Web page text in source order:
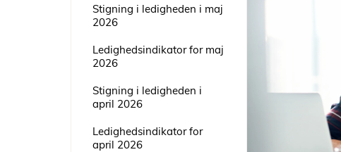
Stigning i ledigheden i maj
2026
Ledighedsindikator for maj
2026
Stigning i ledigheden i
april 2026
Ledighedsindikator for
april 2026